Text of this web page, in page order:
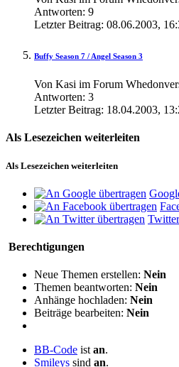
Antworten: 9
Letzter Beitrag: 08.06.2003,
Buffy Season 7 / Angel Season 3
Von Kasi im Forum
Antworten: 3
Letzter Beitrag: 18.04.2003,
Als Lesezeichen weiterleiten
Als Lesezeichen weiterleiten
Twitter
Berechtigungen
Neue Themen erstellen: Nein
Themen beantworten: Nein
Anhänge hochladen: Nein
Beiträge bearbeiten: Nein
BB-Code ist an.
Smileys sind an.